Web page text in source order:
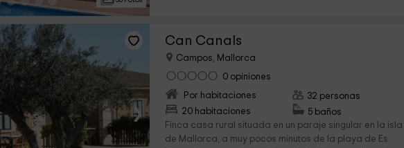
›
Can Canals
Campos, Mallorca
0 opiniones
Por habitaciones
20 habitaciones
32 personas
5 baños
Finca casa rural situada en un paraje singular en la isla
de Mallorca, a muy pocos minutos de la playa de Es